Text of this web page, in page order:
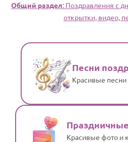
Общий раздел: Поздравления с
открытки, видео,
Песни
Красивые
Красивые фото и